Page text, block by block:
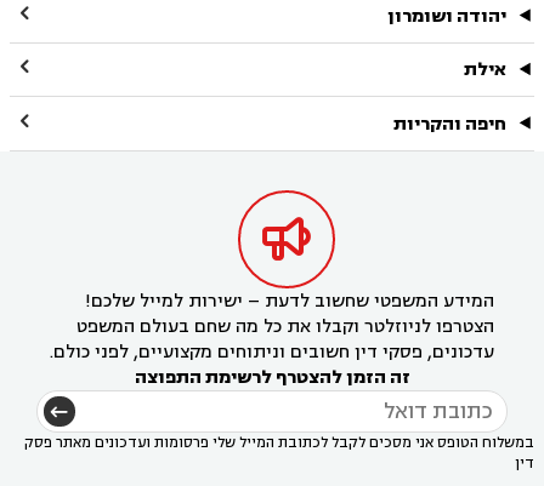
יהודה ושומרון 
אילת 
חיפה והקריות 

המידע המשפטי שחשוב לדעת – ישירות למייל שלכם!
הצטרפו לניוזלטר וקבלו את כל מה שחם בעולם המשפט
עדכונים, פסקי דין חשובים וניתוחים מקצועיים, לפני כולם.
זה הזמן להצטרף לרשימת התפוצה
במשלוח הטופס אני מסכים לקבל לכתובת המייל שלי פרסומות ועדכונים מאתר פסק
דין